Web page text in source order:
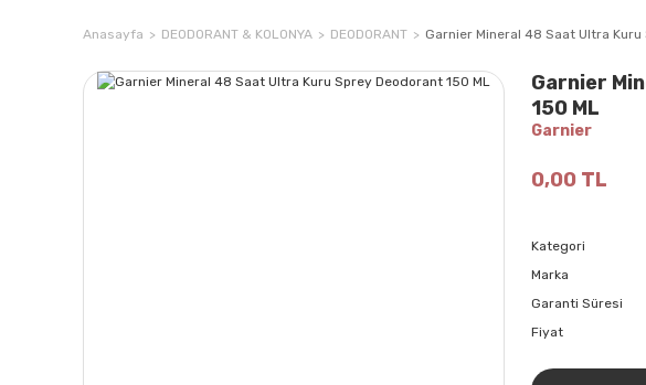
Anasayfa DEODORANT & KOLONYA DEODORANT Garnier Mineral 48 Saat Ultra
Garnier
150 ML
Garnier
0,00 TL
Kategori
Marka
Garanti Süresi
Fiyat